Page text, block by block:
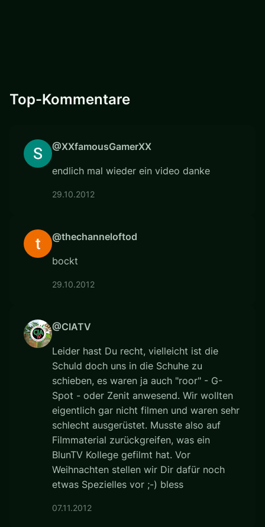
Top-Kommentare
@XXfamousGamerXX
endlich mal wieder ein video danke
29.10.2012
@thechanneloftod
bockt
29.10.2012
@CIATV
Leider hast Du recht, vielleicht ist die
Schuld doch uns in die Schuhe zu
schieben, es waren ja auch "roor" - G-
Spot - oder Zenit anwesend. Wir wollten
eigentlich gar nicht filmen und waren sehr
schlecht ausgerüstet. Musste also auf
Filmmaterial zurückgreifen, was ein
BlunTV Kollege gefilmt hat. Vor
Weihnachten stellen wir Dir dafür noch
etwas Spezielles vor ;-) bless
07.11.2012